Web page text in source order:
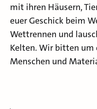
mit ihren Häusern,
euer Geschick beim
Wettrennen und
Kelten. Wir bitten um
Menschen und